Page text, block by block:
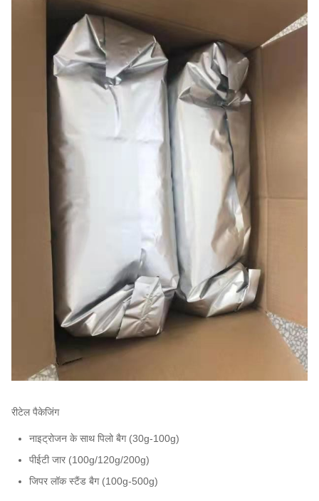
रीटेल पैकेजिंग
नाइट्रोजन के साथ पिलो बैग (30g-100g)
पीईटी जार (100g/120g/200g)
जिपर लॉक स्टैंड बैग (100g-500g)